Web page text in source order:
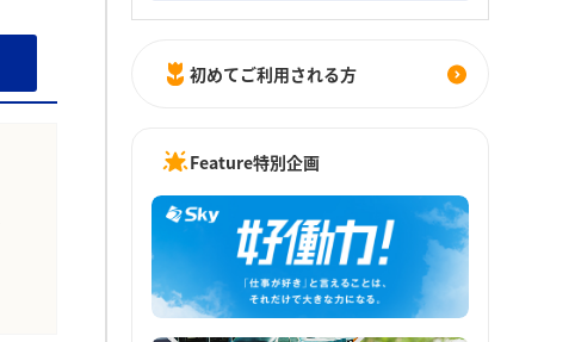
初めてご利用される方
Feature特別企画